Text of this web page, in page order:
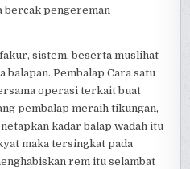
bercak pengereman
sistem, beserta muslihat
balapan. Pembalap Cara satu
operasi terkait buat
pembalap meraih tikungan,
kadar balap wadah itu
maka tersingkat pada
rem itu selambat